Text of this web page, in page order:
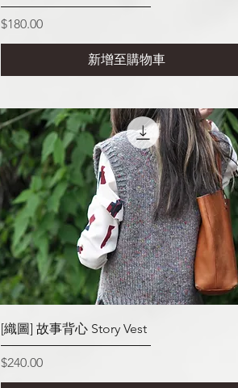
價格
$180.00
新增至購物車
快速瀏覽
[織圖] 故事背心 Story Vest
價格
$240.00